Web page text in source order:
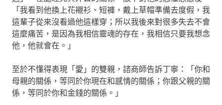
「我看到他換上花襯衫、短褲，戴上草帽準備去度假，我
這輩子從來沒看過他這樣穿；所以我後來對很多失去不會
這麼痛苦，是因為我相信靈魂的存在，我相信只要我想念
他，他就會在。」
至於不懂得表現「愛」的雙親，諮商師告訴丁寧：「你和
母親的關係，等同於你現在和感情的關係；你跟父親的關
係，等同於你和金錢的關係。」